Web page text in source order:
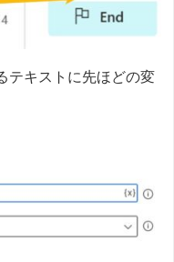
テキストに先ほどの変